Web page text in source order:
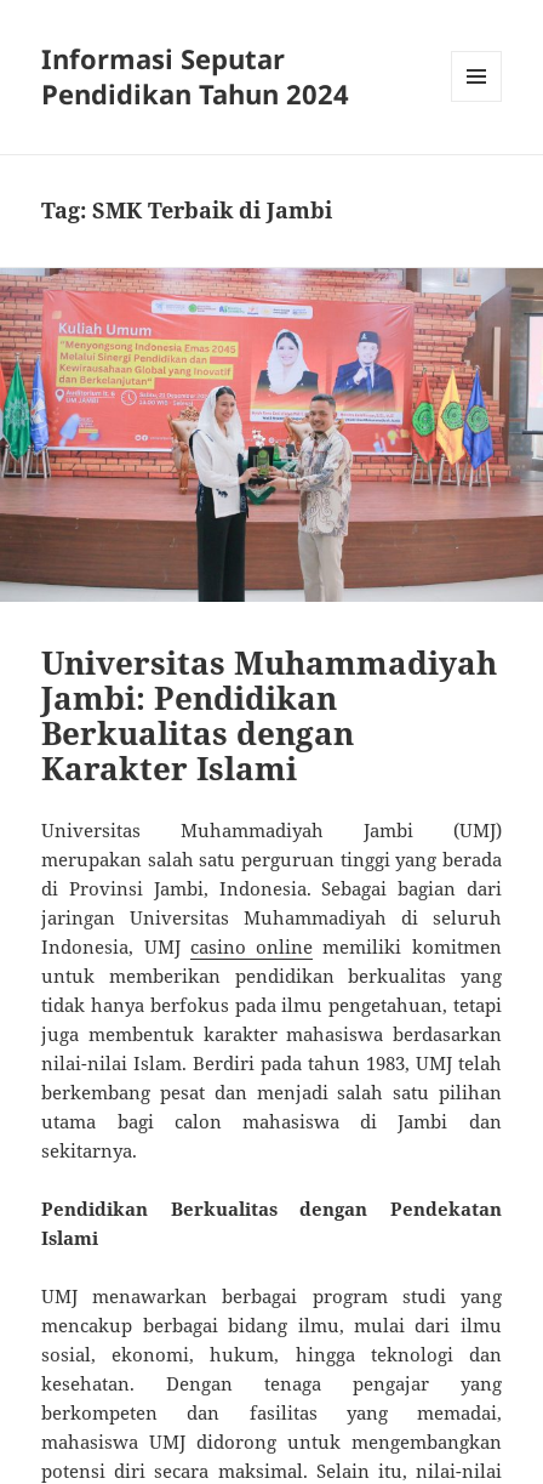
Informasi Seputar
Pendidikan Tahun 2024
Tag:SMK Terbaik di Jambi
Universitas Muhammadiyah
Jambi: Pendidikan
Berkualitas dengan
Karakter Islami
Universitas Muhammadiyah Jambi (UMJ)
merupakan salah satu perguruan tinggi yang berada
di Provinsi Jambi, Indonesia. Sebagai bagian dari
jaringan Universitas Muhammadiyah di seluruh
Indonesia, UMJ casino online memiliki komitmen
untuk memberikan pendidikan berkualitas yang
tidak hanya berfokus pada ilmu pengetahuan, tetapi
juga membentuk karakter mahasiswa berdasarkan
nilai-nilai Islam. Berdiri pada tahun 1983, UMJ telah
berkembang pesat dan menjadi salah satu pilihan
utama bagi calon mahasiswa di Jambi dan
sekitarnya.
Pendidikan Berkualitas dengan Pendekatan
Islami
UMJ menawarkan berbagai program studi yang
mencakup berbagai bidang ilmu, mulai dari ilmu
sosial, ekonomi, hukum, hingga teknologi dan
kesehatan. Dengan tenaga pengajar yang
berkompeten dan fasilitas yang memadai,
mahasiswa UMJ didorong untuk mengembangkan
potensi diri secara maksimal. Selain itu, nilai-nilai